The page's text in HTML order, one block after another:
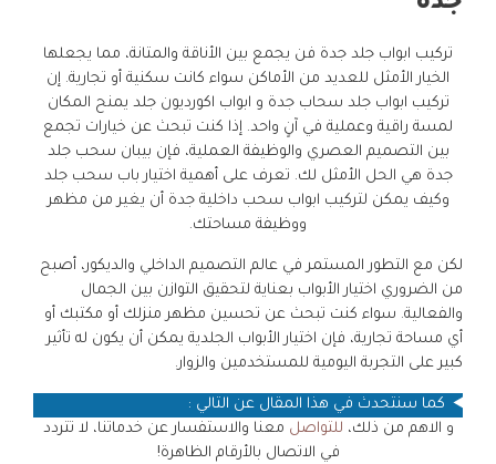
تركيب ابواب جلد جدة فن يجمع بين الأناقة والمتانة، مما يجعلها
الخيار الأمثل للعديد من الأماكن سواء كانت سكنية أو تجارية. إن
تركيب ابواب جلد سحاب جدة و ابواب اكورديون جلد يمنح المكان
لمسة راقية وعملية في آنٍ واحد. إذا كنت تبحث عن خيارات تجمع
بين التصميم العصري والوظيفة العملية، فإن بيبان سحب جلد
جدة هي الحل الأمثل لك. تعرف على أهمية اختيار باب سحب جلد
وكيف يمكن لتركيب ابواب سحب داخلية جدة أن يغير من مظهر
ووظيفة مساحتك.
لكن مع التطور المستمر في عالم التصميم الداخلي والديكور، أصبح
من الضروري اختيار الأبواب بعناية لتحقيق التوازن بين الجمال
والفعالية. سواء كنت تبحث عن تحسين مظهر منزلك أو مكتبك أو
أي مساحة تجارية، فإن اختيار الأبواب الجلدية يمكن أن يكون له تأثير
كبير على التجربة اليومية للمستخدمين والزوار.
كما سنتحدث في هذا المقال عن التالي :
و الاهم من ذلك، للتواصل معنا والاستفسار عن خدماتنا، لا تتردد
في الاتصال بالأرقام الظاهرة!